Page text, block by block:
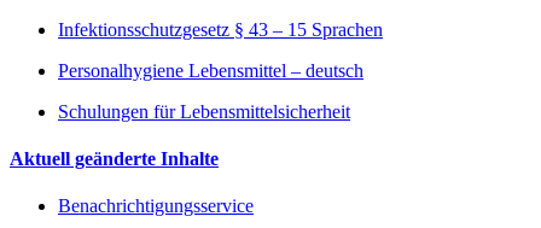
Infektionsschutzgesetz § 43 – 15 Sprachen
Personalhygiene Lebensmittel – deutsch
Schulungen für Lebensmittelsicherheit
Aktuell geänderte Inhalte
Benachrichtigungsservice